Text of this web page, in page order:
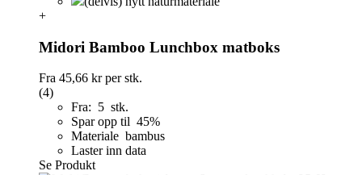
+
Midori Bamboo Lunchbox matboks
Fra 45,66 krper stk.
(4)
Fra: 5 stk.
Spar opp til 45%
Materiale bambus
Laster inn data
Se Produkt